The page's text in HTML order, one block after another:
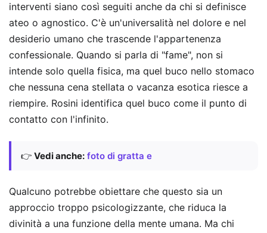
interventi siano così seguiti anche da chi si definisce
ateo o agnostico. C'è un'universalità nel dolore e nel
desiderio umano che trascende l'appartenenza
confessionale. Quando si parla di "fame", non si
intende solo quella fisica, ma quel buco nello stomaco
che nessuna cena stellata o vacanza esotica riesce a
riempire. Rosini identifica quel buco come il punto di
contatto con l'infinito.
👉 Vedi anche: foto di gratta e
Qualcuno potrebbe obiettare che questo sia un
approccio troppo psicologizzante, che riduca la
divinità a una funzione della mente umana. Ma chi